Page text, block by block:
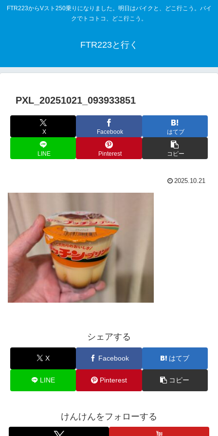
FTR223からVスト250乗りになりました。明日はバイクと、どこ行こう。バイ
クでトコトコ、どこ行こう。
FTR223と行く
PXL_20251021_093933851
X Facebook はてブ
LINE Pinterest コピー
2025.10.21
シェアする
X Facebook はてブ
LINE Pinterest コピー
けんけんをフォローする